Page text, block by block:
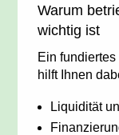
Warum
wichtig ist
Ein
hilft Ihnen
Liquidität